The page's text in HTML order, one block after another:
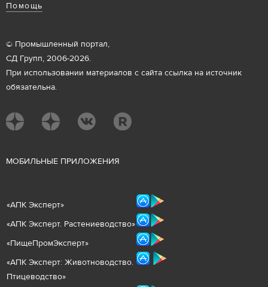
Помощь
© Промышленный портал,
СД Групп, 2006-2026.
При использовании материалов с сайта ссылка на источник
обязательна.
МОБИЛЬНЫЕ ПРИЛОЖЕНИЯ
«АПК Эксперт»
«АПК Эксперт. Растениеводство»
«ПищеПромЭксперт»
«АПК Эксперт: Животноводство.
Птицеводство»